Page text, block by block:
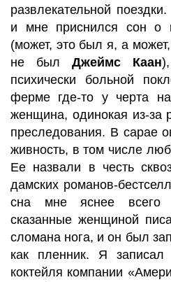
развлекательной
и мне приснился сон о
(может, это был я, а
не был Джеймс Каан
психически больной
ферме где-то у черта
женщина, одинокая из-за
преследования. В сарае
живность, в том числе
Ее назвали в честь
дамских романов-
сна мне яснее всего
сказанные женщиной
сломана нога, и он был
как пленник. Я
коктейля компании